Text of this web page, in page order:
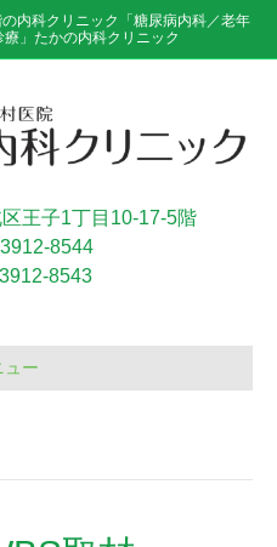
内科クリニック「糖尿病内科／老年
」たかの内科クリニック
王子1丁目10-17-5階
8544
8543
ュー